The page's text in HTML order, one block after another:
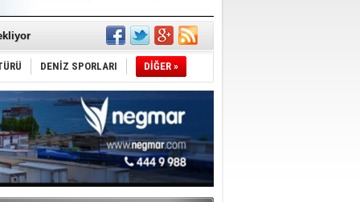
oldu
istiyor
DENİZ SPORLARI DİĞER »